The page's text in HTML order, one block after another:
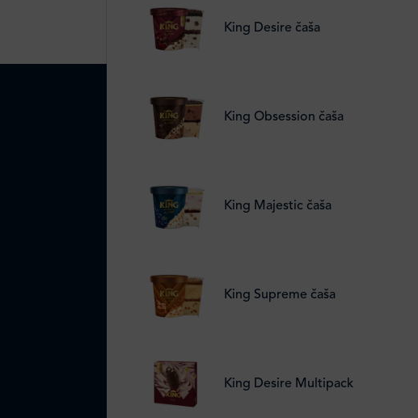
King Desire čaša
King Obsession čaša
King Majestic čaša
King Supreme čaša
King Desire Multipack